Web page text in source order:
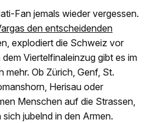
Fan jemals wieder vergessen.
den entscheidenden
explodiert die Schweiz vor
Viertelfinaleinzug gibt es im
mehr. Ob Zürich, Genf, St.
Herisau oder
Menschen auf die Strassen,
jubelnd in den Armen.